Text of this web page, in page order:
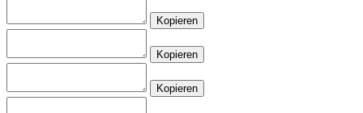
Kopieren
Kopieren
Kopieren